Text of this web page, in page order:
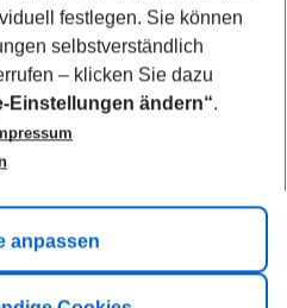
festlegen. Sie können
selbstverständlich
– klicken Sie dazu
Einstellungen ändern“.
anpassen